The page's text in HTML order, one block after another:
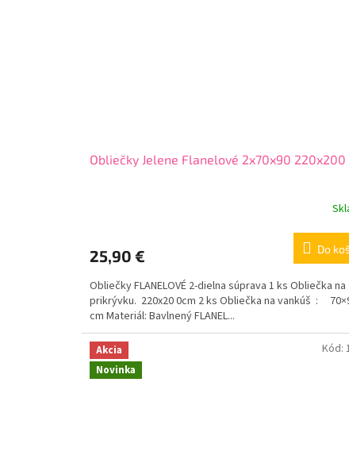
Obliečky Jelene Flanelové 2x70x90 220x200
25,90 € Do
Obliečky FLANELOVÉ 2-dielna súprava 1 ks Obliečka na
prikrývku. 220x20 0cm 2 ks Obliečka na vankúš :
cm Materiál: Bavlnený FLANEL...
Akcia
Novinka
Kód: